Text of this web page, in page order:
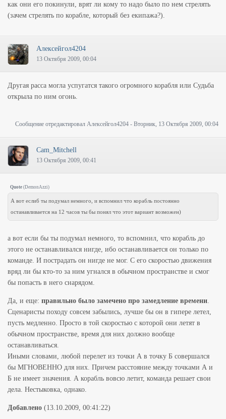
как они его покинули, врят ли кому то надо было по нем стрелять
(зачем стрелять по корабле, который без екипажа?).
Алексейгол4204
13 Октября 2009, 00:04
Другая расса могла успугатся такого огромного корабля или Судьба
открыла по ним огонь.
Сообщение отредактировал Алексейгол4204 - Вторник, 13 Октября 2009, 00:04
Cam_Mitchell
13 Октября 2009, 00:41
Quote (DemonAzzi)
А вот еслиб ты подумал немного, и вспомнил что корабль постоянно
останавливается на 12 часов ты бы понял что этот вариант возможен)
а вот если бы ты подумал немного, то вспомнил, что корабль до
этого не останавливался нигде, ибо останавливается он только по
команде. И пострадать он нигде не мог. С его скоростью движения
вряд ли бы кто-то за ним угнался в обычном пространстве и смог
бы попасть в него снарядом.
Да, и еще: правильно было замечено про замедление времени.
Сценаристы походу совсем забылись, лучше бы он в гипере летел,
пусть медленно. Просто в той скоростью с которой они летят в
обычном пространстве, время для них должно вообще
останавливаться.
Иными словами, любой перелет из точки А в точку Б совершался
бы МГНОВЕННО для них. Причем расстояние между точками А и
Б не имеет значения. А корабль вовсю летит, команда решает свои
дела. Нестыковка, однако.
Добавлено (13.10.2009, 00:41:22)